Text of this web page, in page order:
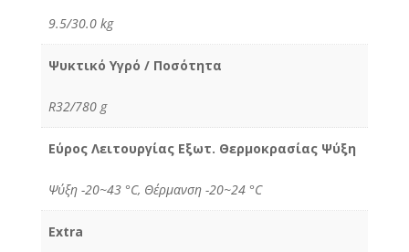
9.5/30.0 kg
Ψυκτικό Υγρό / Ποσότητα
R32/780 g
Εύρος Λειτουργίας Εξωτ. Θερμοκρασίας Ψύξη
Ψύξη -20~43 °C, Θέρμανση -20~24 °C
Extra